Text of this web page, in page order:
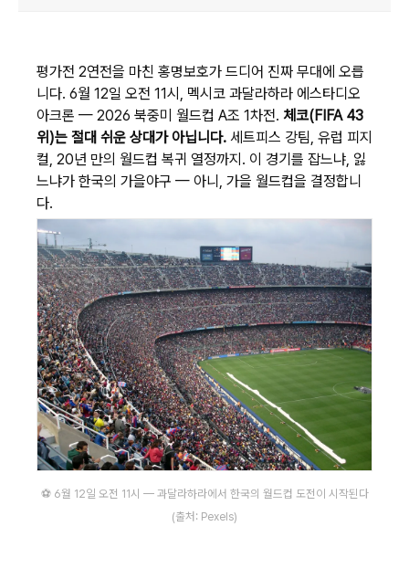
평가전 2연전을 마친 홍명보호가 드디어 진짜 무대에 오릅
니다. 6월 12일 오전 11시, 멕시코 과달라하라 에스타디오
아크론 — 2026 북중미 월드컵 A조 1차전. 체코(FIFA 43
위)는 절대 쉬운 상대가 아닙니다. 세트피스 강팀, 유럽 피지
컬, 20년 만의 월드컵 복귀 열정까지. 이 경기를 잡느냐, 잃
느냐가 한국의 가을야구 — 아니, 가을 월드컵을 결정합니
다.
⚽ 6월 12일 오전 11시 — 과달라하라에서 한국의 월드컵 도전이 시작된다
(출처: Pexels)